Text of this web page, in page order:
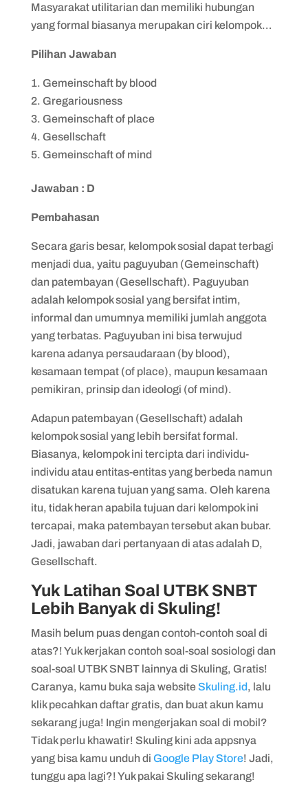
Masyarakat utilitarian dan memiliki hubungan
yang formal biasanya merupakan ciri kelompok…
Pilihan Jawaban
Gemeinschaft by blood
Gregariousness
Gemeinschaft of place
Gesellschaft
Gemeinschaft of mind
Jawaban : D
Pembahasan
Secara garis besar, kelompok sosial dapat terbagi
menjadi dua, yaitu paguyuban (Gemeinschaft)
dan patembayan (Gesellschaft). Paguyuban
adalah kelompok sosial yang bersifat intim,
informal dan umumnya memiliki jumlah anggota
yang terbatas. Paguyuban ini bisa terwujud
karena adanya persaudaraan (by blood),
kesamaan tempat (of place), maupun kesamaan
pemikiran, prinsip dan ideologi (of mind).
Adapun patembayan (Gesellschaft) adalah
kelompok sosial yang lebih bersifat formal.
Biasanya, kelompok ini tercipta dari individu-
individu atau entitas-entitas yang berbeda namun
disatukan karena tujuan yang sama. Oleh karena
itu, tidak heran apabila tujuan dari kelompok ini
tercapai, maka patembayan tersebut akan bubar.
Jadi, jawaban dari pertanyaan di atas adalah D,
Gesellschaft.
Yuk Latihan Soal UTBK SNBT
Lebih Banyak di Skuling!
Masih belum puas dengan contoh-contoh soal di
atas?! Yuk kerjakan contoh soal-soal sosiologi dan
soal-soal UTBK SNBT lainnya di Skuling, Gratis!
Caranya, kamu buka saja websiteSkuling.id, lalu
klik pecahkan daftar gratis, dan buat akun kamu
sekarang juga! Ingin mengerjakan soal di mobil?
Tidak perlu khawatir! Skuling kini ada appsnya
yang bisa kamu unduh di Google Play Store! Jadi,
tunggu apa lagi?! Yuk pakai Skuling sekarang!